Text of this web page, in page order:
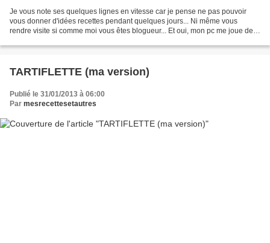
Je vous note ses quelques lignes en vitesse car je pense ne pas pouvoir
vous donner d'idées recettes pendant quelques jours... Ni même vous
rendre visite si comme moi vous êtes blogueur... Et oui, mon pc me joue de
TARTIFLETTE (ma version)
Publié le 31/01/2013 à 06:00
Par mesrecettesetautres